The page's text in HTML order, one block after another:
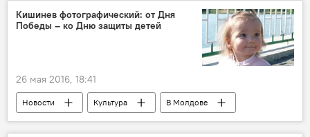
Кишинев фотографический: от Дня
Победы – ко Дню защиты детей
26 мая 2016, 18:41
Новости Культура
В Молдове
Республика Молдова
фотовыставка